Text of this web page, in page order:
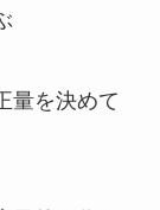
量を決めて